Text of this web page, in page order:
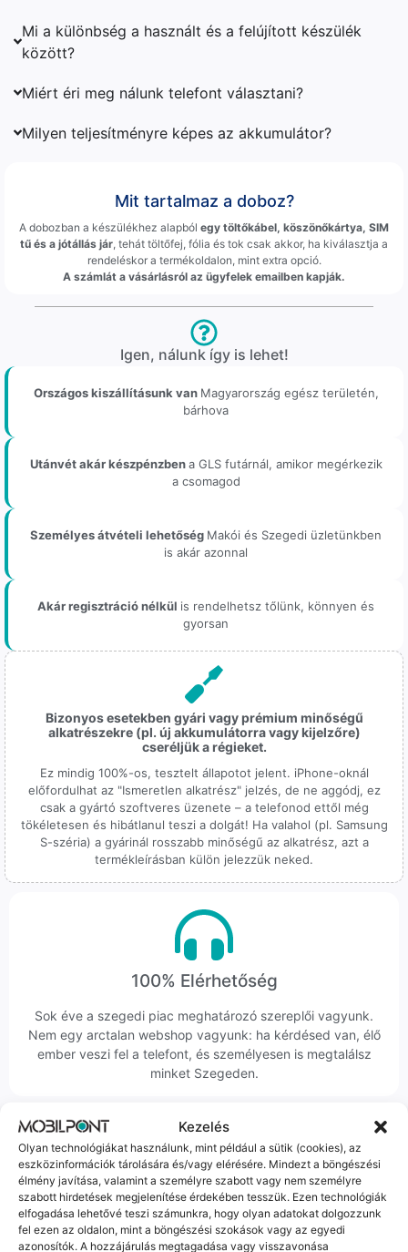
Kezelés
Olyan technológiákat használunk, mint például a sütik (cookies), az
eszközinformációk tárolására és/vagy elérésére. Mindezt a böngészési
élmény javítása, valamint a személyre szabott vagy nem személyre
szabott hirdetések megjelenítése érdekében tesszük. Ezen technológiák
elfogadása lehetővé teszi számunkra, hogy olyan adatokat dolgozzunk
fel ezen az oldalon, mint a böngészési szokások vagy az egyedi
azonosítók. A hozzájárulás megtagadása vagy visszavonása
Mi a különbség a használt és a felújított készülék
között?
Miért éri meg nálunk telefont választani?
Milyen teljesítményre képes az akkumulátor?
Mit tartalmaz a doboz?
A dobozban a készülékhez alapból egy töltőkábel, köszönőkártya, SIM
tű és a jótállás jár , tehát töltőfej, fólia és tok csak akkor, ha kiválasztja a
rendeléskor a termékoldalon, mint extra opció.
A számlát a vásárlásról az ügyfelek emailben kapják.
Igen, nálunk így is lehet!
Országos kiszállításunk van Magyarország egész területén,
bárhova
Utánvét akár készpénzbena GLS futárnál, amikor megérkezik
a csomagod
Személyes átvételi lehetőség Makói és Szegedi üzletünkben
is akár azonnal
Akár regisztráció nélkül is rendelhetsz tőlünk, könnyen és
gyorsan
Bizonyos esetekben gyári vagy prémium minőségű
alkatrészekre (pl. új akkumulátorra vagy kijelzőre)
cseréljük a régieket.
Ez mindig 100%-os, tesztelt állapotot jelent. iPhone-oknál
előfordulhat az "Ismeretlen alkatrész" jelzés, de ne aggódj, ez
csak a gyártó szoftveres üzenete – a telefonod ettől még
tökéletesen és hibátlanul teszi a dolgát! Ha valahol (pl. Samsung
S-széria) a gyárinál rosszabb minőségű az alkatrész, azt a
termékleírásban külön jelezzük neked.
100% Elérhetőség
Sok éve a szegedi piac meghatározó szereplői vagyunk.
Nem egy arctalan webshop vagyunk: ha kérdésed van, élő
ember veszi fel a telefont, és személyesen is megtalálsz
minket Szegeden.
Korrekt Ügyintézés
Hibázni emberi dolog, de a felelősségvállalás nálunk alap.
Ha ritkán előfordul egy hiba, nem kifogásokat keresünk,